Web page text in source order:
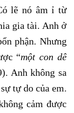
lẽ nó âm ỉ từ
gia tài. Anh ở
phận. Nhưng
“một condê
Anh không sa
tự do của em.
cảm được